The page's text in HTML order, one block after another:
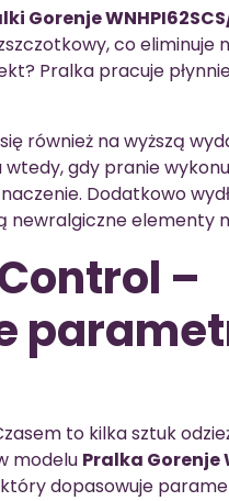
Gorenje
co
Pralka pracuje
również na wyższą
gdy pranie
Dodatkowo
newralgiczne elementy
–
to kilka sztuk
modelu Pralka Gorenje
dopasowuje